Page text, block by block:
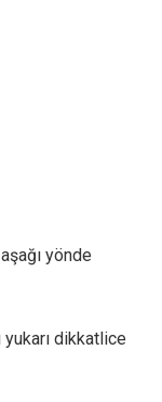
yönde
dikkatlice